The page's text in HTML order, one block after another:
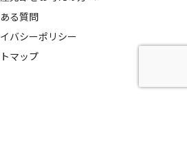
る質問
バシーポリシー
マップ